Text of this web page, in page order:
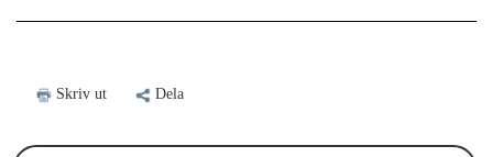
Skriv ut Dela